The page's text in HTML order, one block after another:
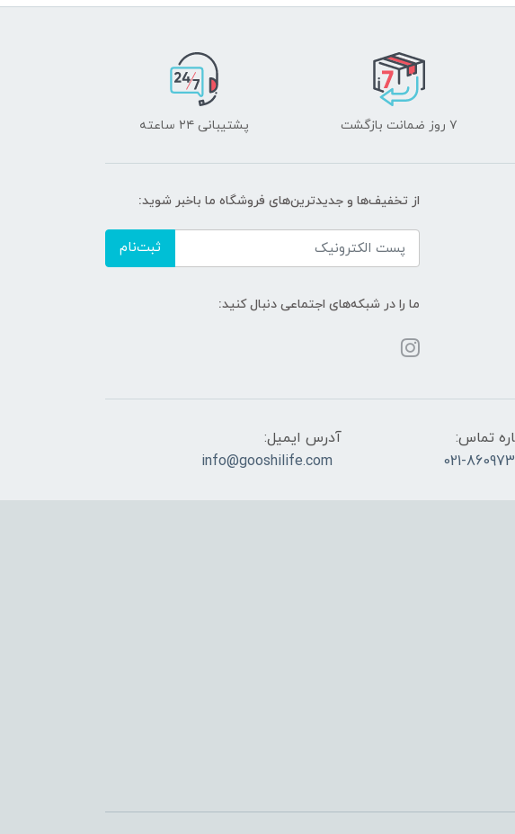
۷ روز ضمانت بازگشت پشتیبانی ۲۴ ساعته
از تخفیف‌ها و جدیدترین‌های فروشگاه ما باخبر شوید:
ثبت‌نام
ما را در شبکه‌های اجتماعی دنبال کنید:
تماس:
021-
آدرس ایمیل:
info@gooshilife.com